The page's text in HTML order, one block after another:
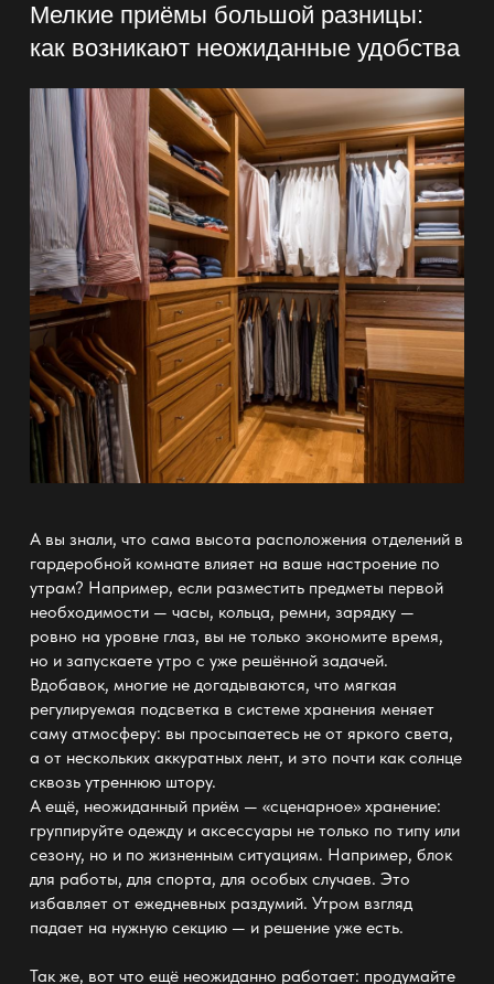
Мелкие приёмы большой разницы:
как возникают неожиданные удобства
А вы знали, что сама высота расположения отделений в
гардеробнойкомнате влияет на ваше настроение по
утрам? Например, если разместить предметы первой
необходимости — часы, кольца, ремни, зарядку —
ровно на уровне глаз, вы не только экономите время,
но и запускаете утро с уже решённой задачей.
Вдобавок, многие не догадываются, что мягкая
регулируемая подсветка в системе хранения меняет
саму атмосферу: вы просыпаетесь не от яркого света,
а от нескольких аккуратных лент, и это почти как солнце
сквозь утреннюю штору.
А ещё, неожиданный приём — «сценарное» хранение:
группируйте одежду и аксессуары не только по типу или
сезону, но и по жизненным ситуациям. Например, блок
для работы, для спорта, для особых случаев. Это
избавляет от ежедневных раздумий. Утром взгляд
падает на нужную секцию — и решение уже есть.
Так же, вот что ещё неожиданно работает: продумайте